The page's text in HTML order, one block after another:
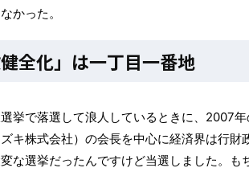
かった。
全化」は一丁目一番地
挙で落選して浪人しているときに、2007
キ株式会社）の会長を中心に経済界は行財
な選挙だったんですけど当選しました。も